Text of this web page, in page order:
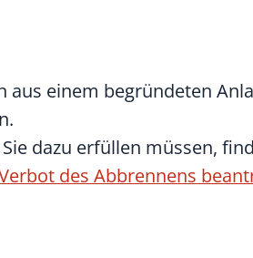
aus einem begründeten
dazu erfüllen müssen,
des Abbrennens